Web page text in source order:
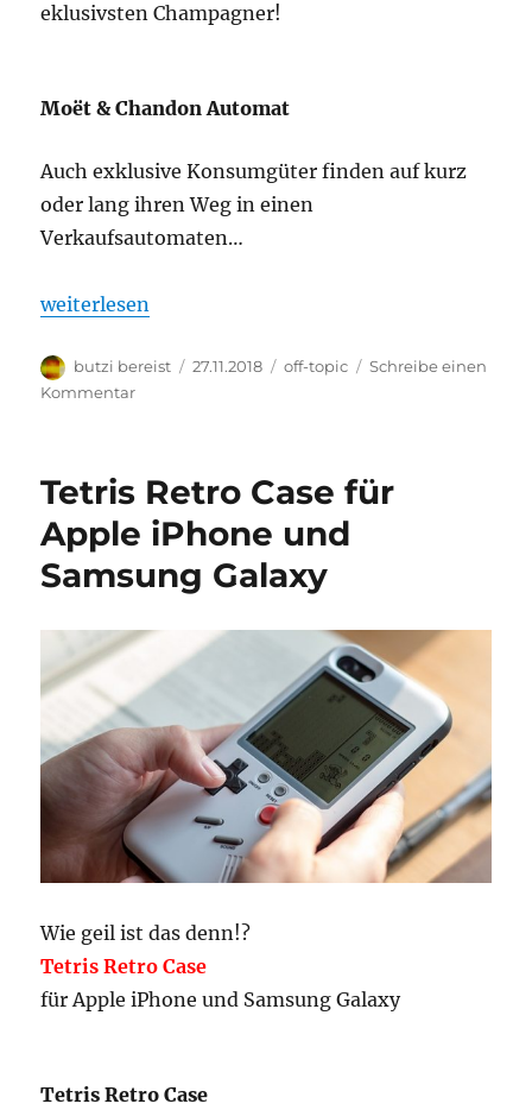
eklusivsten Champagner!
Moët & Chandon Automat
Auch exklusive Konsumgüter finden auf kurz
oder lang ihren Weg in einen
Verkaufsautomaten…
„Moët & Chandon Automat im Ritz-Carlton New
weiterlesen
Autor
butzi bereist
Veröffentlicht
27.11.2018 Kategorien
off-topic
Schreibe einen
Kommentarzu
Automat
im
Ritz-
Carlton
New
Tetris Retro Case für
Apple iPhone und
Samsung Galaxy
Wie geil ist das denn!?
Tetris Retro Case
für Apple iPhone und Samsung Galaxy
Tetris Retro Case